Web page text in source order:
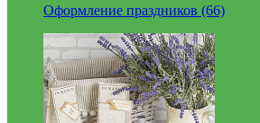
Оформление праздников (66)